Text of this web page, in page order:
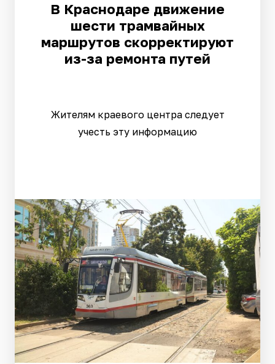
В Краснодаре движение
шести трамвайных
маршрутов скорректируют
из-за ремонта путей
Жителям краевого центра следует
учесть эту информацию